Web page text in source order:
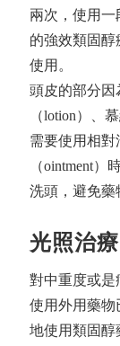
兩次，使用
的強效類固
使用。
頭皮的部分因
（lotion）、
需要使用相對
（ointment
洗頭，避免藥
光照治療
對中重度或是
使用外用藥物
地使用類固醇